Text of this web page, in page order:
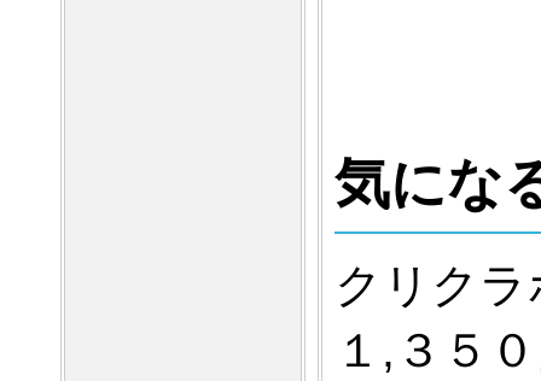
気にな
クリク
１,３５